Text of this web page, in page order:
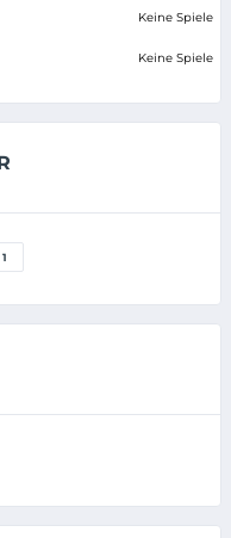
Keine Spiele
Keine Spiele